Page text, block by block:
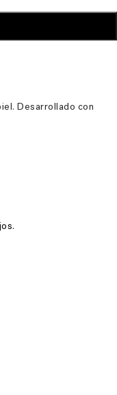
Desarrollado con